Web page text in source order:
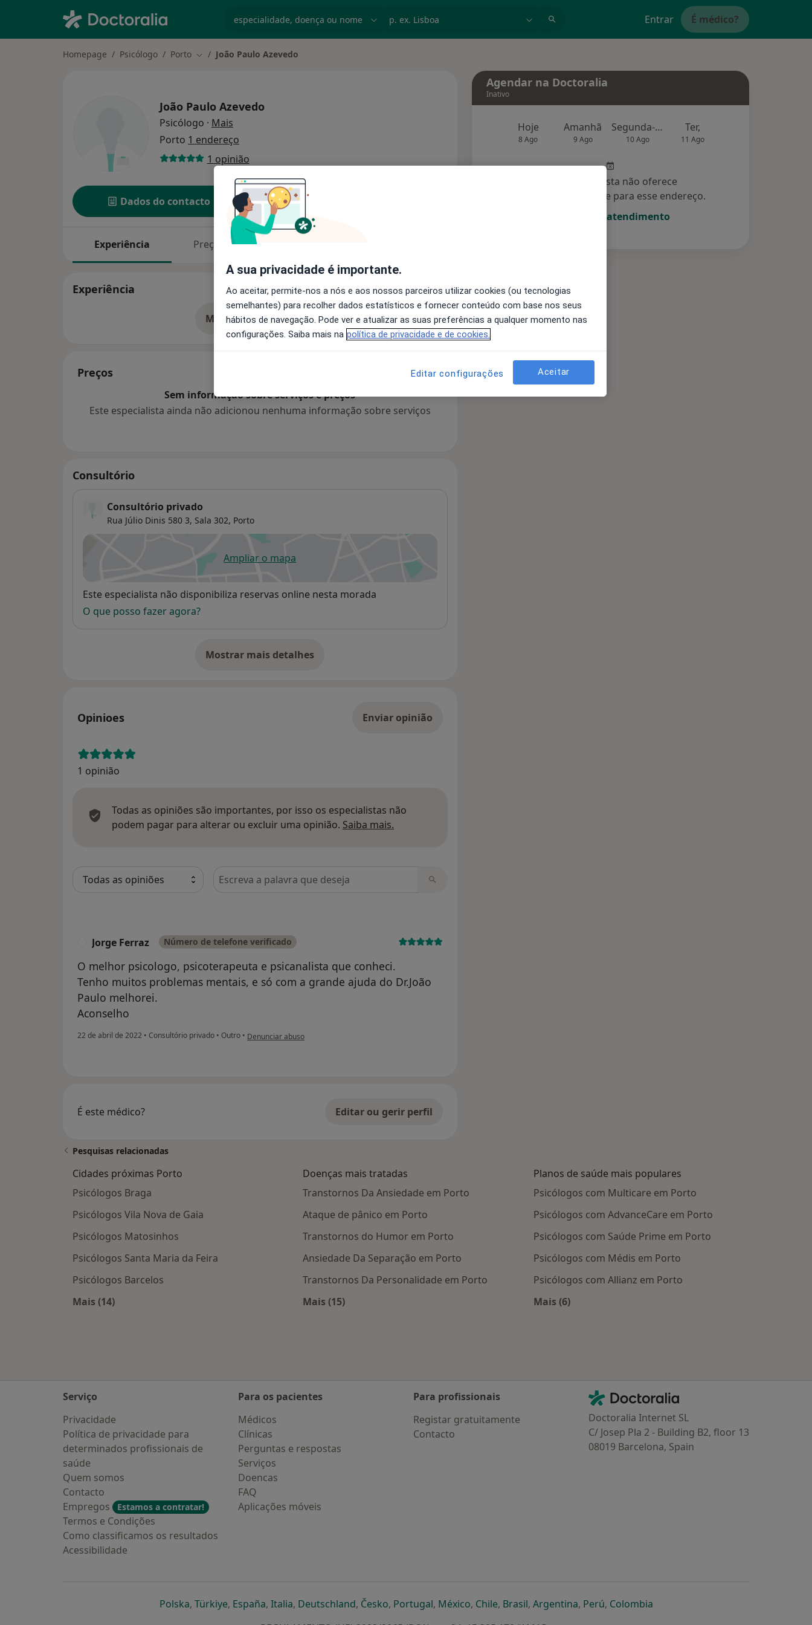
Entrar É médico?
Homepage Psicólogo Porto Mudar de cidade
João Paulo Azevedo
João Paulo Azevedo
Psicólogo · Mais
Porto 1 endereço
1 opinião
Dados do contacto Solicite um atendimento
Experiência Preços
Experiência
Mostrar mais detalhes
sobre a experiência
Preços
Sem informação sobre serviços e preços
Este especialista ainda não adicionou nenhuma informação sobre serviços
Consultório
Consultório privado
Rua Júlio Dinis 580 3, Sala 302, Porto
Ampliar o mapaabre num novo separador
Disponibilidade
Este especialista não disponibiliza reservas online nesta morada
O que posso fazer agora?
Mostrar mais detalhes
sobre o endereço
Opinioes Enviar opinião
1 opinião
Todas as opiniões são importantes, por isso os especialistas não
podem pagar para alterar ou excluir uma opinião. Saiba mais.
Pesquisar em opiniões
Jorge Ferraz Número de telefone verificado
O melhor psicologo, psicoterapeuta e psicanalista que conheci.
Tenho muitos problemas mentais, e só com a grande ajuda do Dr.João
Paulo melhorei.
Aconselho
22 de abril de 2022 • Consultório privado • Outro • na opinião do utilizador Jorge Ferraz
Denunciar abuso
É este médico? Editar ou gerir perfil
Agendar na Doctoralia
Inativo
Hoje
8 Ago
Amanhã
9 Ago
Segunda-feira
10 Ago
Ter,
11 Ago
Esse especialista não oferece
agendamento online para esse endereço.
Solicite um atendimento
Pesquisas relacionadas
Cidades próximas Porto
Psicólogos Braga
Psicólogos Vila Nova de Gaia
Psicólogos Matosinhos
Psicólogos Santa Maria da Feira
Psicólogos Barcelos
Mais (14)
Doenças mais tratadas
Transtornos Da Ansiedade em Porto
Ataque de pânico em Porto
Transtornos do Humor em Porto
Ansiedade Da Separação em Porto
Transtornos Da Personalidade em Porto
Mais (15)
Planos de saúde mais populares
Psicólogos com Multicare em Porto
Psicólogos com AdvanceCare em Porto
Psicólogos com Saúde Prime em Porto
Psicólogos com Médis em Porto
Psicólogos com Allianz em Porto
Mais (6)
Serviço
Privacidade
Política de privacidade para
determinados profissionais de
saúde
Quem somos
Contacto
Empregos
Estamos a contratar!
Termos e Condições
Como classificamos os resultados
Acessibilidade
Para os pacientes
Médicos
Clínicas
Perguntas e respostas
Serviços
Doencas
FAQ
Aplicações móveis
Para profissionais
Registar gratuitamente
Contacto
Contacto
Doctoralia - Homepage
Doctoralia Internet SL
C/ Josep Pla 2 - Building B2, floor 13
08019 Barcelona, Spain
Polskaabre num novo separador
, Türkiyeabre num novo separador
, Españaabre num novo separador
, Italiaabre num novo separador
, Deutschlandabre num novo separador
, Českoabre num novo separador
, Portugalabre num novo separador
, Méxicoabre num novo separador
, Chileabre num novo separador
, Brasilabre num novo separador
, Argentinaabre num novo separador
, Perúabre num novo separador
, Colombiaabre num novo separador
A sua privacidade é importante.
Ao aceitar, permite-nos a nós e aos nossos parceiros utilizar cookies (ou tecnologias
semelhantes) para recolher dados estatísticos e fornecer conteúdo com base nos seus
hábitos de navegação. Pode ver e atualizar as suas preferências a qualquer momento nas
configurações. Saiba mais na política de privacidade e de cookies.
Editar configurações Aceitar